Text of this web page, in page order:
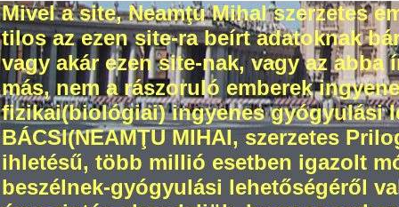
Mivel a site, Neamţu Mihal szerzetes
tilos az ezen site-ra beírt adatoknak
vagy akár ezen site-nak, vagy az
más, nem a rászoruló emberek
fizikai(biológiai) ingyenes gyógyulási
BÁCSI(NEAMŢU MIHAI, szerzetes
ihletésű, több millió esetben igazolt
beszélnek-gyógyulási lehetőségéről